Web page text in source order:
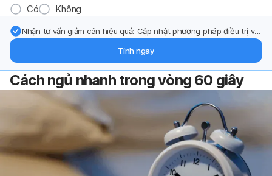
Có Không
Nhận tư vấn giảm cân hiệu quả: Cập nhật phương pháp điều trị và
Tính ngay
Cách ngủ nhanh trong vòng 60 giây